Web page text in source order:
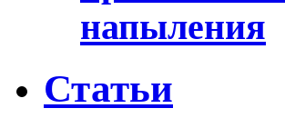
напыления
Статьи